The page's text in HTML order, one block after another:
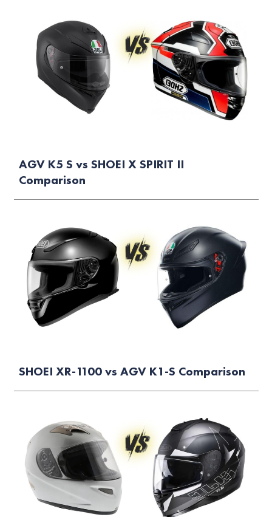
AGV K5 S vs SHOEI X SPIRIT II
Comparison
SHOEI XR-1100 vs AGV K1-S Comparison